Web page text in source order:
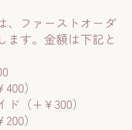
、ファーストオーダ
ます。金額は下記と
）
（+￥300）
）